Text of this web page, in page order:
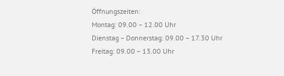
Öffnungszeiten:
Montag: 09.00 – 12.00 Uhr
Dienstag – Donnerstag: 09.00 – 17.30 Uhr
Freitag: 09.00 – 13.00 Uhr